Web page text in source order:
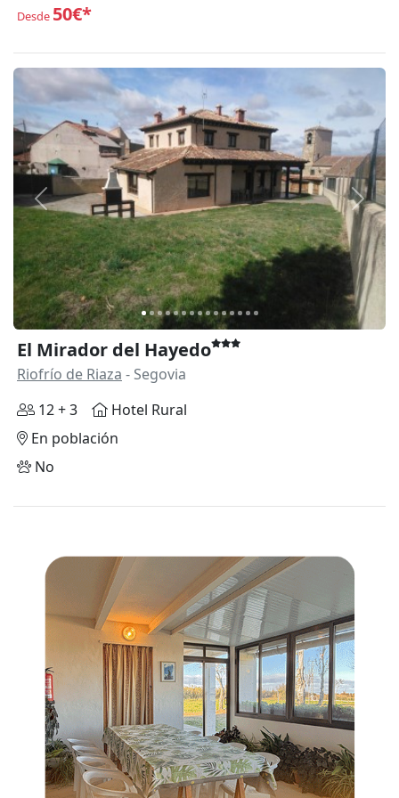
Desde 50€*
Anterior
El Mirador del Hayedo
Riofrío de Riaza - Segovia
12 + 3
Hotel Rural
En población
No